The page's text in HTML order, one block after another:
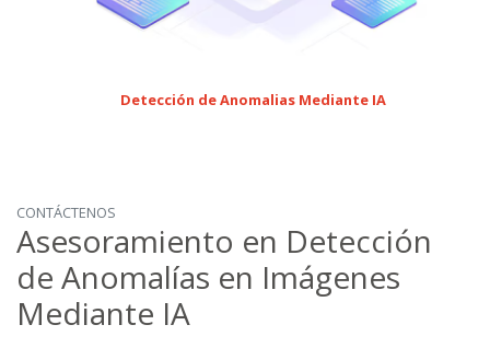
Detección de Anomalias Mediante IA
CONTÁCTENOS
Asesoramiento en Detección
de Anomalías en Imágenes
Mediante IA